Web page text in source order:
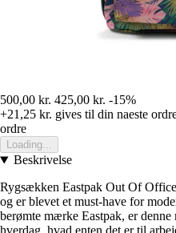
500,00 kr. 425,00 kr. -15%
+21,25 kr. gives til din naeste
ordre
Loading...
Beskrivelse
Rygsækken Eastpak Out Of
og er blevet et must-have for
berømte mærke Eastpak, er